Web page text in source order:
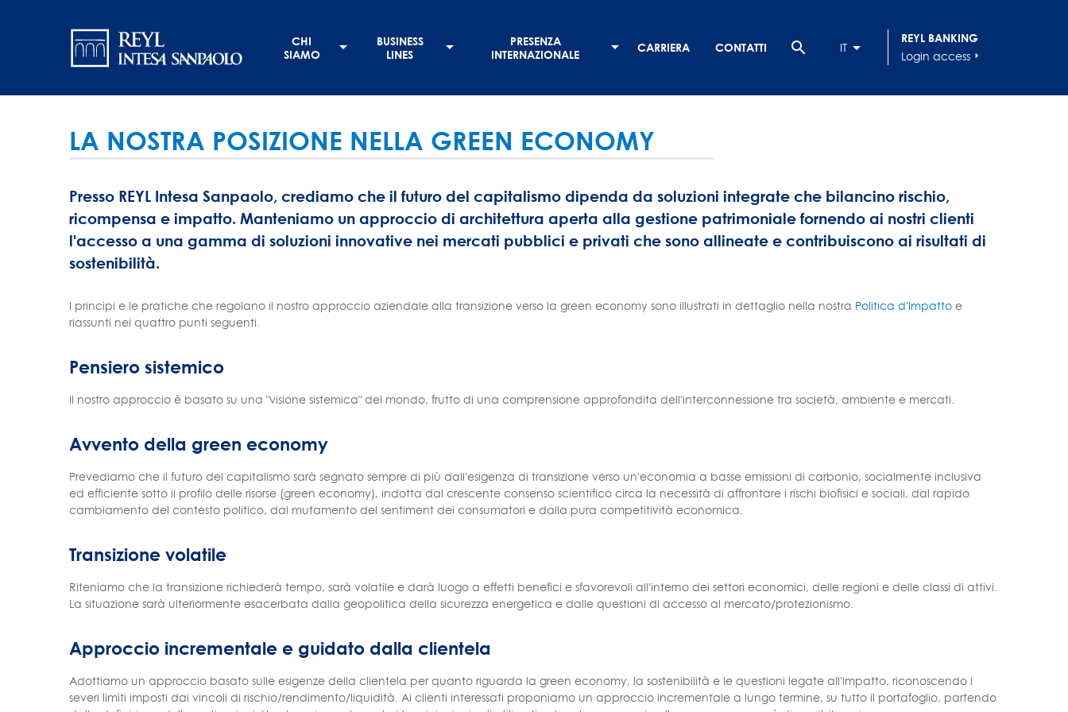
principale
CHI
SIAMO
BUSINESS
LINES
PRESENZA
INTERNAZIONALE
CARRIERA CONTATTI search IT
REYL BANKING
Login access arrow_right
LA NOSTRA POSIZIONE NELLA GREEN ECONOMY
Presso REYL Intesa Sanpaolo, crediamo che il futuro del capitalismo dipenda da soluzioni integrate che bilancino rischio,
ricompensa e impatto. Manteniamo un approccio di architettura aperta alla gestione patrimoniale fornendo ai nostri clienti
l'accesso a una gamma di soluzioni innovative nei mercati pubblici e privati che sono allineate e contribuiscono ai risultati di
sostenibilità.
I principi e le pratiche che regolano il nostro approccio aziendale alla transizione verso la green economy sono illustrati in dettaglio nella nostra Politica d'Impatto e
riassunti nei quattro punti seguenti.
Pensiero sistemico
Il nostro approccio è basato su una "visione sistemica" del mondo, frutto di una comprensione approfondita dell'interconnessione tra società, ambiente e mercati.
Avvento della green economy
Prevediamo che il futuro del capitalismo sarà segnato sempre di più dall'esigenza di transizione verso un'economia a basse emissioni di carbonio, socialmente inclusiva
ed efficiente sotto il profilo delle risorse (green economy), indotta dal crescente consenso scientifico circa la necessità di affrontare i rischi biofisici e sociali, dal rapido
cambiamento del contesto politico, dal mutamento del sentiment dei consumatori e dalla pura competitività economica.
Transizione volatile
Riteniamo che la transizione richiederà tempo, sarà volatile e darà luogo a effetti benefici e sfavorevoli all'interno dei settori economici, delle regioni e delle classi di attivi.
La situazione sarà ulteriormente esacerbata dalla geopolitica della sicurezza energetica e dalle questioni di accesso al mercato/protezionismo.
Approccio incrementale e guidato dalla clientela
Adottiamo un approccio basato sulle esigenze della clientela per quanto riguarda la green economy, la sostenibilità e le questioni legate all'impatto, riconoscendo i
severi limiti imposti dai vincoli di rischio/rendimento/liquidità. Ai clienti interessati proponiamo un approccio incrementale a lungo termine, su tutto il portafoglio, partendo